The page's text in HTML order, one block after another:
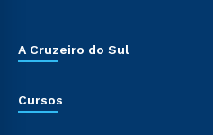
A Cruzeiro do Sul
Cursos